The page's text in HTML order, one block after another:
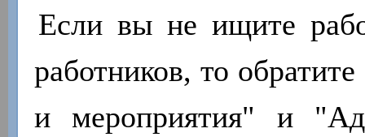
Если вы не ищите
работников, то
и мероприятия" и